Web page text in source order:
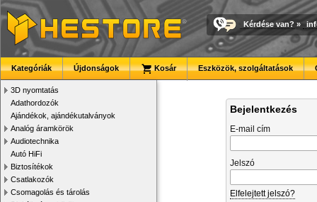
Kérdése van? »
Kategóriák Újdonságok Kosár Eszközök, szolgáltatások
3D nyomtatás
Adathordozók
Ajándékok, ajándékutalványok
Analóg áramkörök
Audiotechnika
Autó HiFi
Biztosítékok
Csatlakozók
Csomagolás és tárolás
Bejelentkezés
E-mail cím
Jelszó
Elfelejtett jelszó?